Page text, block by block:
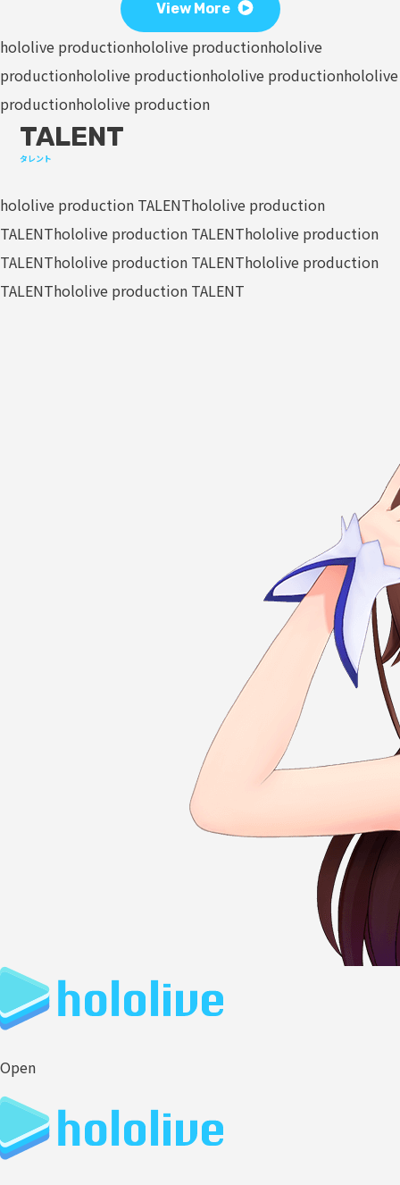
View More
hololive productionhololive productionhololive
productionhololive productionhololive productionhololive
productionhololive production
TALENT
タレント
hololive production TALENThololive production
TALENThololive production TALENThololive production
TALENThololive production TALENThololive production
TALENThololive production TALENT
Open